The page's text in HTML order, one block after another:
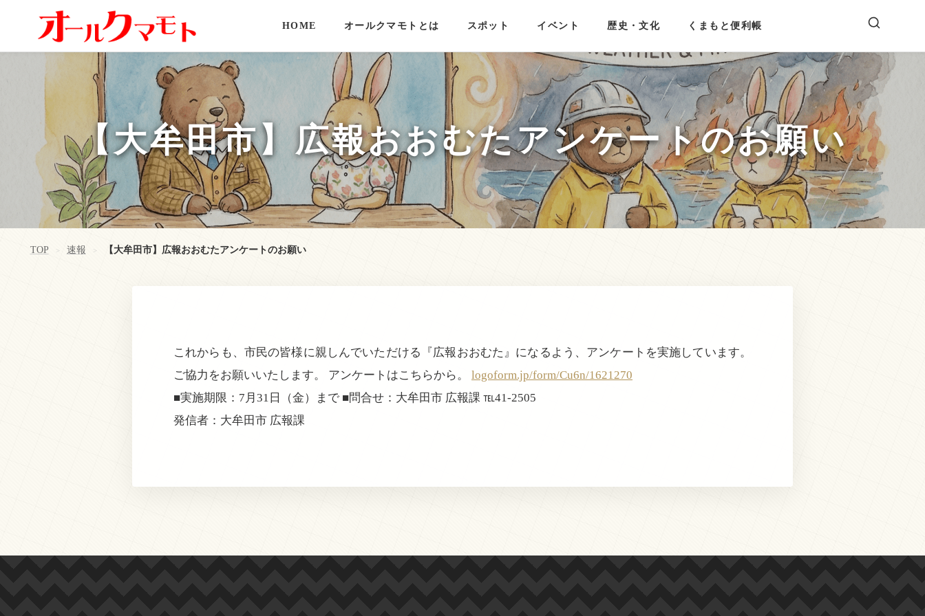
HOME オールクマモトとは スポット イベント 歴史・文化 くまもと便利帳
【大牟田市】広報おおむたアンケートのお願い
TOP > 速報 > 【大牟田市】広報おおむたアンケートのお願い
これからも、市民の皆様に親しんでいただける『広報おおむた』になるよう、アンケートを実施しています。
ご協力をお願いいたします。 アンケートはこちらから。 logoform.jp/form/Cu6n/1621270
■実施期限：7月31日（金）まで ■問合せ：大牟田市 広報課 ℡41-2505
発信者：大牟田市 広報課